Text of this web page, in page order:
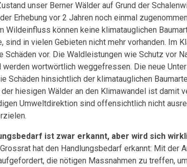
unser Berner Wälder auf Grund der
Erhebung vor 2 Jahren noch einmal
Wildeinfluss können keine klimatauglichen
sind in vielen Gebieten nicht mehr vorhanden. Im
Schäden vor. Die Waldleistungen wie Schutz vor
werden wortwörtlich weggefressen. Die neue
Schäden hinsichtlich der klimatauglichen
hiesigen Wälder an den Klimawandel ist damit
Umweltdirektion sind offensichtlich nicht
ist zwar erkannt, aber wird sich
hat den Handlungsbedarf erkannt: Mit der
die nötigen Massnahmen zu treffen,